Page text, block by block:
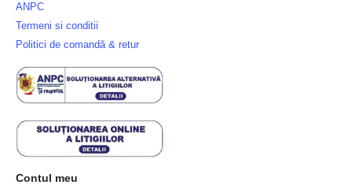
ANPC
Termeni si conditii
Politici de comandă & retur
Contul meu